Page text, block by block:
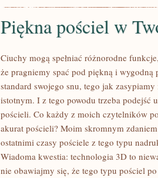
Piękna pościel w
Ciuchy mogą spełniać różnorodne
że pragniemy spać pod piękną i wygodną
standard swojego snu, tego jak
istotnym. I z tego powodu trzeba podejść
pościeli. Co każdy z moich czytelników
akurat pościeli? Moim skromnym
ostatnimi czasy pościele z tego typu
Wiadoma kwestia: technologia 3D to
nie obawiajmy się, że tego typu pościel